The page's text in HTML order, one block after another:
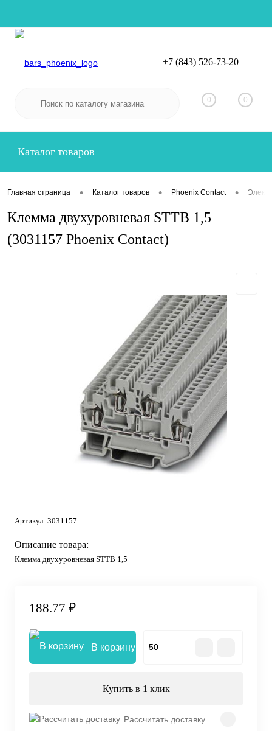
Вход
+7 (843) 526-73-20
0 0
Каталог товаров
Главная страница • Каталог товаров • Phoenix Contact •
Клемма двухуровневая STTB 1,5
(3031157 Phoenix Contact)
Артикул: 3031157
Описание товара:
Клемма двухуровневая STTB 1,5
188.77 ₽
В корзину
Купить в 1 клик
Рассчитать доставку